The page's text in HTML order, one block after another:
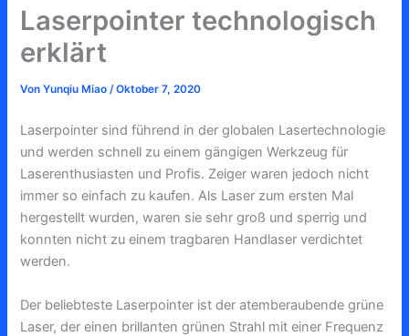
Laserpointer technologisch
erklärt
VonYunqiu Miao/Oktober 7, 2020
Laserpointer sind führend in der globalen Lasertechnologie
und werden schnell zu einem gängigen Werkzeug für
Laserenthusiasten und Profis. Zeiger waren jedoch nicht
immer so einfach zu kaufen. Als Laser zum ersten Mal
hergestellt wurden, waren sie sehr groß und sperrig und
konnten nicht zu einem tragbaren Handlaser verdichtet
werden.
Der beliebteste Laserpointer ist der atemberaubende grüne
Laser, der einen brillanten grünen Strahl mit einer Frequenz